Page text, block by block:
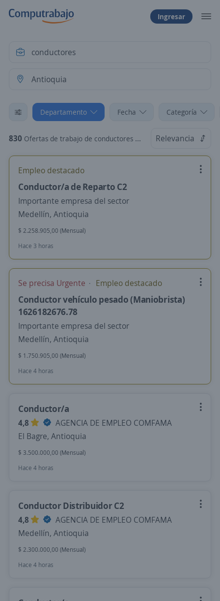
Ingresar
Departamento Fecha Categoría
830 Ofertas de trabajo de conductores en Antioquia Relevancia
Empleo destacado
Conductor/a de Reparto C2
Importante empresa del sector
Medellín, Antioquia
$ 2.258.905,00 (Mensual)
Hace 3 horas
Se precisa Urgente Empleo destacado
Conductor vehículo pesado (Maniobrista)
1626182676.78
Importante empresa del sector
Medellín, Antioquia
$ 1.750.905,00 (Mensual)
Hace 4 horas
Conductor/a
4,8
AGENCIA DE EMPLEO COMFAMA
El Bagre, Antioquia
$ 3.500.000,00 (Mensual)
Hace 4 horas
Conductor Distribuidor C2
4,8
AGENCIA DE EMPLEO COMFAMA
Medellín, Antioquia
$ 2.300.000,00 (Mensual)
Hace 4 horas